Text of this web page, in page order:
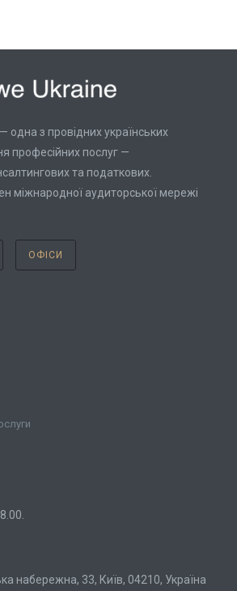
одна з провідних українських
професійних послуг —
та податкових.
міжнародної аудиторської мережі
ОФІСИ
набережна, 33, Київ, 04210, Україна